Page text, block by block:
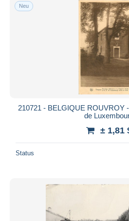
Neu
210721 - BELGIQUE ROUVROY
de
± 1,81
Status